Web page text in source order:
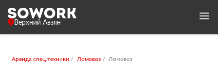
Верхний Авзян
Аренда спец.техники Ломовоз Ломовоз